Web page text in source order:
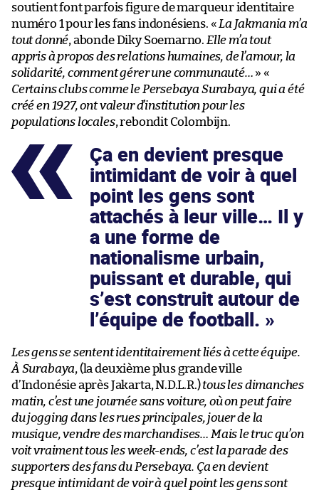
soutient font parfois figure de marqueur identitaire
numéro 1 pour les fans indonésiens. « La Jakmania m’a
tout donné, abonde Diky Soemarno. Elle m’a tout
appris à propos des relations humaines, de l’amour, la
solidarité, comment gérer une communauté… » «
Certains clubs comme le Persebaya Surabaya, qui a été
créé en 1927, ont valeur d’institution pour les
populations locales, rebondit Colombijn.
Ça en devient presque
intimidant de voir à quel
point les gens sont
attachés à leur ville… Il y
a une forme de
nationalisme urbain,
puissant et durable, qui
s’est construit autour de
l’équipe de football.
Les gens se sentent identitairement liés à cette équipe.
À Surabaya, (la deuxième plus grande ville
d’Indonésie après Jakarta, N.D.L.R.)tous les dimanches
matin, c’est une journée sans voiture, où on peut faire
du jogging dans les rues principales, jouer de la
musique, vendre des marchandises… Mais le truc qu’on
voit vraiment tous les week-ends, c’est la parade des
supporters des fans du Persebaya. Ça en devient
presque intimidant de voir à quel point les gens sont